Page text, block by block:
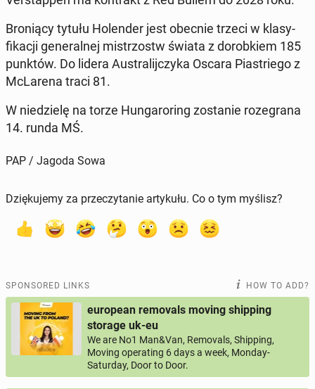
Bronią­cy tytułu Holen­der jest obecnie trzeci w klasy­
fikacji gen­er­al­nej mis­tr­zostw świata z dorobkiem 185
punktów. Do lidera Aus­tral­i­jczy­ka Oscara Pi­as­triego z
McLare­na traci 81.
W niedzielę na torze Hun­garor­ing zostanie roze­grana
14. runda MŚ.
PAP / Jagoda Sowa
Dziękujemy za przeczytanie artykułu. Co o tym myślisz?
SPONSORED LINKS HOW TO ADD?
european removals moving shipping
storage uk-eu
We are No1 Man&Van, Removals, Shipping,
Moving operating 6 days a week, Monday-
Saturday, Door to Door.